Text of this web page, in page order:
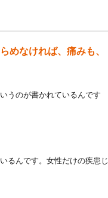
めなければ、痛みも、
うのが書かれているんです
るんです。女性だけの疾患じ